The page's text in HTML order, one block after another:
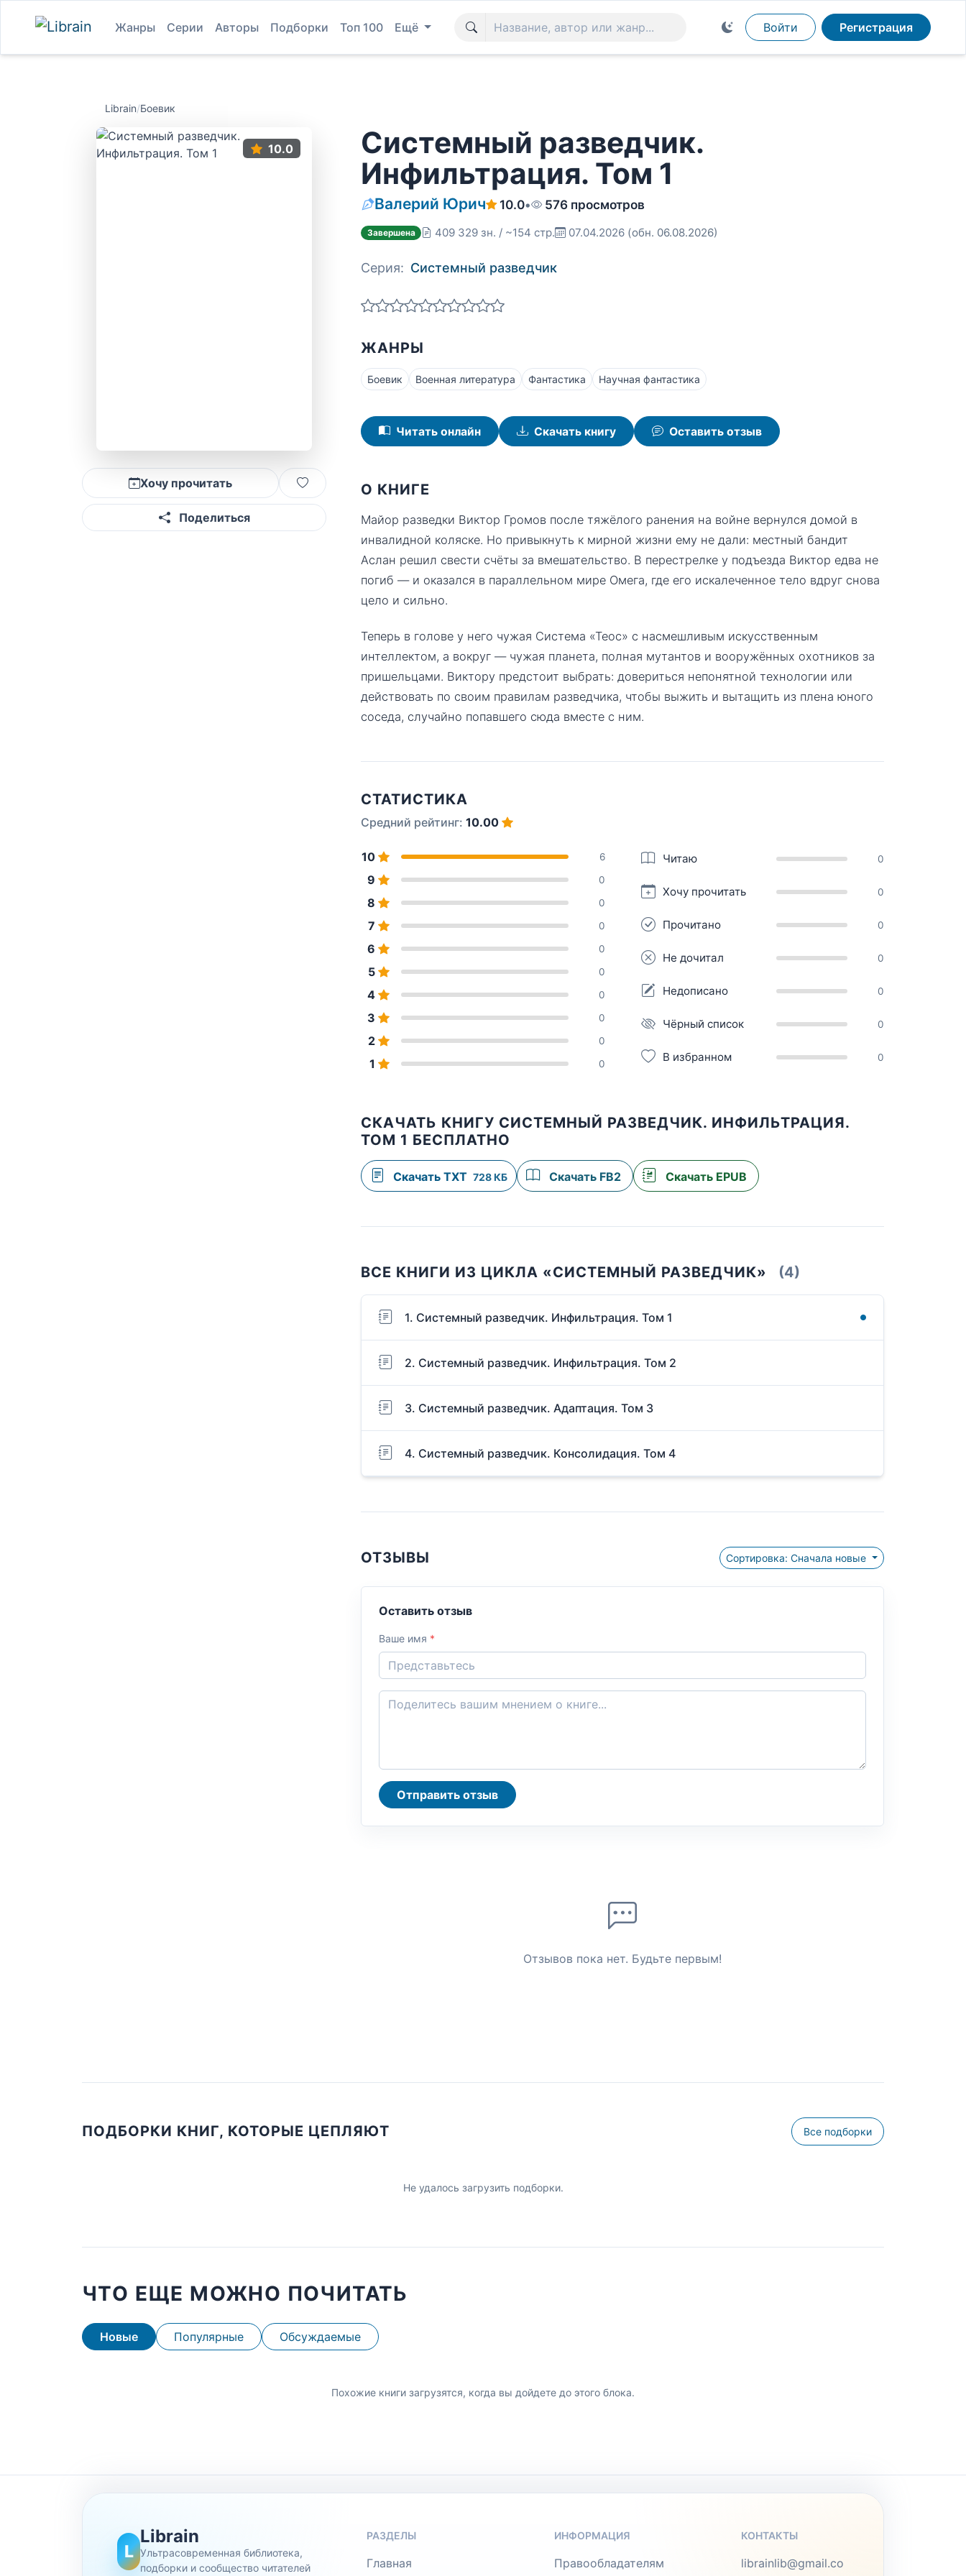
Жанры Серии Авторы Подборки Топ 100 Ещё Войти Регистрация
Librain/Боевик
10.0
Хочу прочитать
Поделиться
Системный разведчик.
Инфильтрация. Том 1
Валерий Юрич 10.0• 576 просмотров
Завершена 409 329 зн. / ~154 стр. 07.04.2026 (обн. 06.08.2026)
Серия: Системный разведчик
ЖАНРЫ
Боевик Военная литература Фантастика Научная фантастика
Читать онлайн Скачать книгу Оставить отзыв
О КНИГЕ
Майор разведки Виктор Громов после тяжёлого ранения на войне вернулся домой в
инвалидной коляске. Но привыкнуть к мирной жизни ему не дали: местный бандит
Аслан решил свести счёты за вмешательство. В перестрелке у подъезда Виктор едва не
погиб — и оказался в параллельном мире Омега, где его искалеченное тело вдруг снова
цело и сильно.
Теперь в голове у него чужая Система «Теос» с насмешливым искусственным
интеллектом, а вокруг — чужая планета, полная мутантов и вооружённых охотников за
пришельцами. Виктору предстоит выбрать: довериться непонятной технологии или
действовать по своим правилам разведчика, чтобы выжить и вытащить из плена юного
соседа, случайно попавшего сюда вместе с ним.
СТАТИСТИКА
Средний рейтинг: 10.00
10 6
9 0
8 0
7 0
6 0
5 0
4 0
3 0
2 0
1 0
Читаю 0
Хочу прочитать 0
Прочитано 0
Не дочитал 0
Недописано 0
Чёрный список 0
В избранном 0
СКАЧАТЬ КНИГУ СИСТЕМНЫЙ РАЗВЕДЧИК. ИНФИЛЬТРАЦИЯ.
ТОМ 1 БЕСПЛАТНО
Скачать TXT 728 КБ Скачать FB2 Скачать EPUB
ВСЕ КНИГИ ИЗ ЦИКЛА «СИСТЕМНЫЙ РАЗВЕДЧИК» (4)
1. Системный разведчик. Инфильтрация. Том 1
2. Системный разведчик. Инфильтрация. Том 2
3. Системный разведчик. Адаптация. Том 3
4. Системный разведчик. Консолидация. Том 4
ОТЗЫВЫ Сортировка: Сначала новые
Оставить отзыв
Ваше имя *
Отправить отзыв
Отзывов пока нет. Будьте первым!
ПОДБОРКИ КНИГ, КОТОРЫЕ ЦЕПЛЯЮТ Все подборки
Не удалось загрузить подборки.
ЧТО ЕЩЕ МОЖНО ПОЧИТАТЬ
Новые Популярные Обсуждаемые
Похожие книги загрузятся, когда вы дойдете до этого блока.
L
Librain
Ультрасовременная библиотека,
подборки и сообщество читателей
РАЗДЕЛЫ
Главная
ИНФОРМАЦИЯ
Правообладателям
КОНТАКТЫ
librainlib@gmail.co